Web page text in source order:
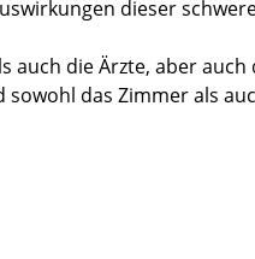
dieser
auch die Ärzte, aber
das Zimmer als
leider von
und menschlich